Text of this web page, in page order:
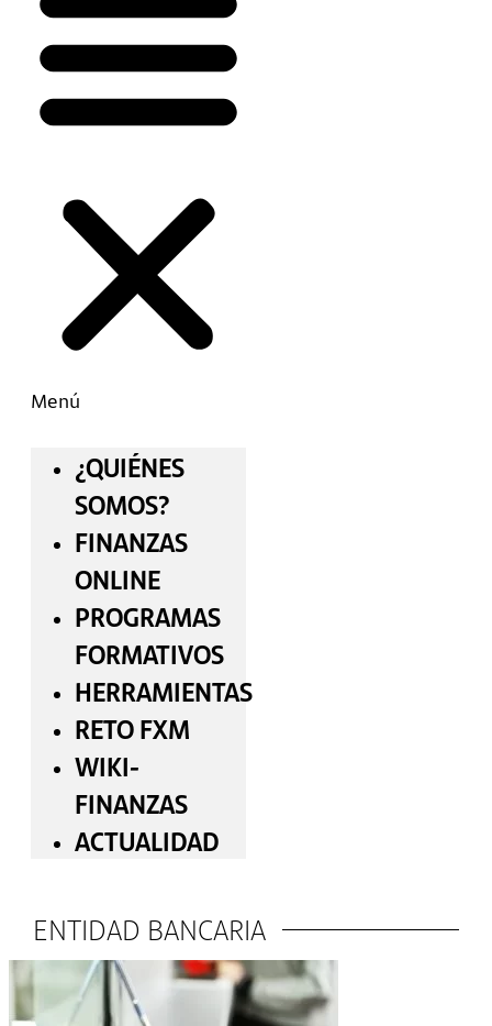
Menú
¿QUIÉNES
SOMOS?
FINANZAS
ONLINE
PROGRAMAS
FORMATIVOS
HERRAMIENTAS
RETO FXM
WIKI-
FINANZAS
ACTUALIDAD
ENTIDAD BANCARIA